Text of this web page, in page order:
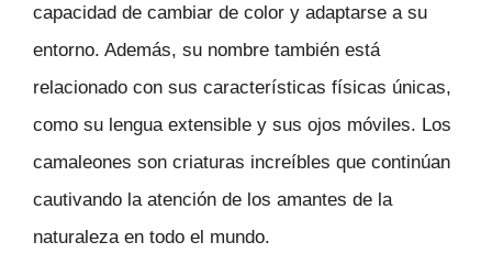
capacidad de cambiar de color y adaptarse a su
entorno. Además, su nombre también está
relacionado con sus características físicas únicas,
como su lengua extensible y sus ojos móviles. Los
camaleones son criaturas increíbles que continúan
cautivando la atención de los amantes de la
naturaleza en todo el mundo.